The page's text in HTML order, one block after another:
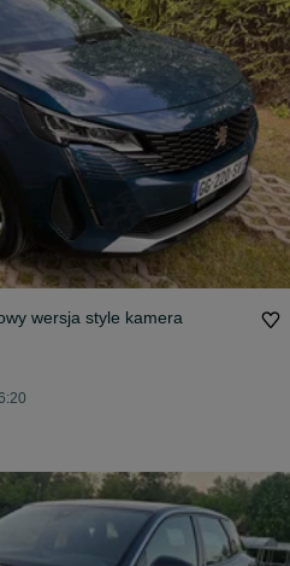
wersja style kamera